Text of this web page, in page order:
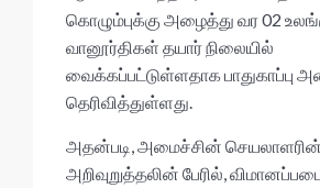
கொழும்புக்கு அழைத்து வர 02
வானூர்திகள் தயார் நிலையில்
வைக்கப்பட்டுள்ளதாக பாதுகாப்பு
தெரிவித்துள்ளது.
அதன்படி, அமைச்சின் செயலாளரின்
அறிவுறுத்தலின் பேரில்,